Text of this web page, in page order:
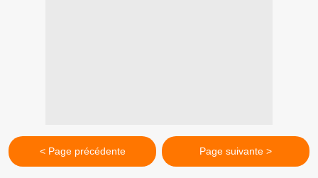
< Page précédente Page suivante >